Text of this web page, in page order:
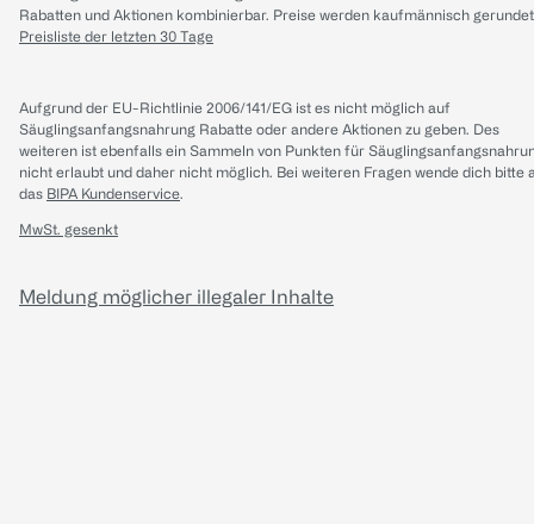
Rabatten und Aktionen kombinierbar. Preise werden kaufmännisch
Preisliste der letzten 30 Tage
Aufgrund der EU-Richtlinie 2006/141/EG ist es nicht möglich auf
Säuglingsanfangsnahrung Rabatte oder andere Aktionen zu geben. Des
weiteren ist ebenfalls ein Sammeln von Punkten für
nicht erlaubt und daher nicht möglich. Bei weiteren Fragen wende dich bitte
das BIPA Kundenservice.
MwSt. gesenkt
Meldung möglicher illegaler Inhalte